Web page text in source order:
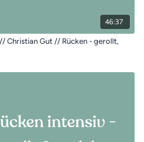
46:37
Christian Gut // Rücken - gerollt,